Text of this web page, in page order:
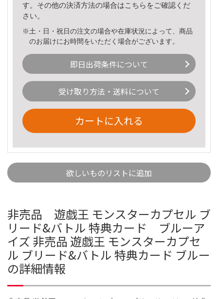
す。その他の決済方法の場合はこちら をご確認くだ
さい。
※土・日・祝日の注文の場合や在庫状況によって、商品
のお届けにお時間をいただく場合がございます。
即日出荷条件について
受け取り方法・送料について
カートに入れる
欲しいものリストに追加
非売品 遊戯王 モンスターカプセル ブ
リード&バトル 特典カード ブルーア
イズ 非売品 遊戯王 モンスターカプセ
ル ブリード&バトル 特典カード ブルー
の詳細情報